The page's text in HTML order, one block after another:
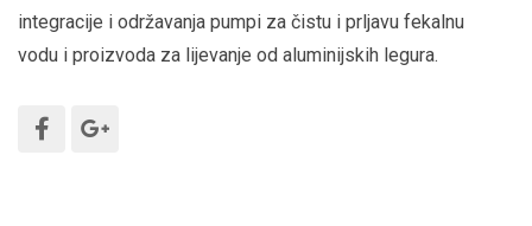
integracije i održavanja pumpi za čistu i prljavu fekalnu
vodu i proizvoda za lijevanje od aluminijskih legura.